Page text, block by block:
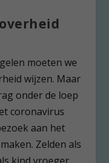
moeten we
wijzen. Maar
onder de loep
coronavirus
aan het
Zelden als